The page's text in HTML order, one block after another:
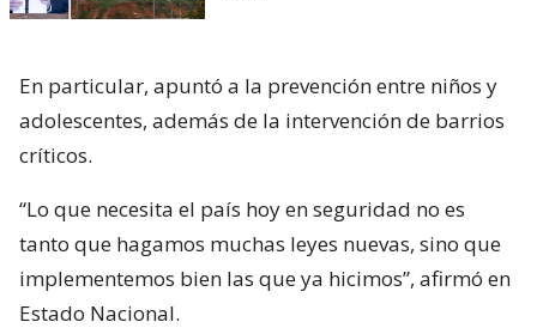
En particular, apuntó a la prevención entre niños y
adolescentes, además de la intervención de barrios
críticos.
“Lo que necesita el país hoy en seguridad no es
tanto que hagamos muchas leyes nuevas, sino que
implementemos bien las que ya hicimos”, afirmó en
Estado Nacional.